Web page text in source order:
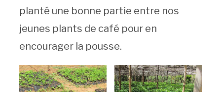
planté une bonne partie entre nos
jeunes plants de café pour en
encourager la pousse.